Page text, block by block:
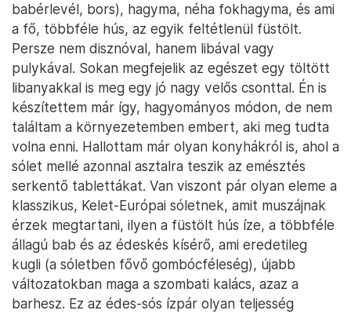
babérlevél, bors), hagyma, néha fokhagyma, és ami
a fő, többféle hús, az egyik feltétlenül füstölt.
Persze nem disznóval, hanem libával vagy
pulykával. Sokan megfejelik az egészet egy töltött
libanyakkal is meg egy jó nagy velős csonttal. Én is
készítettem már így, hagyományos módon, de nem
találtam a környezetemben embert, aki meg tudta
volna enni. Hallottam már olyan konyhákról is, ahol a
sólet mellé azonnal asztalra teszik az emésztés
serkentő tablettákat. Van viszont pár olyan eleme a
klasszikus, Kelet-Európai sóletnek, amit muszájnak
érzek megtartani, ilyen a füstölt hús íze, a többféle
állagú bab és az édeskés kísérő, ami eredetileg
kugli (a sóletben fővő gombócféleség), újabb
változatokban maga a szombati kalács, azaz a
barhesz. Ez az édes-sós ízpár olyan teljesség